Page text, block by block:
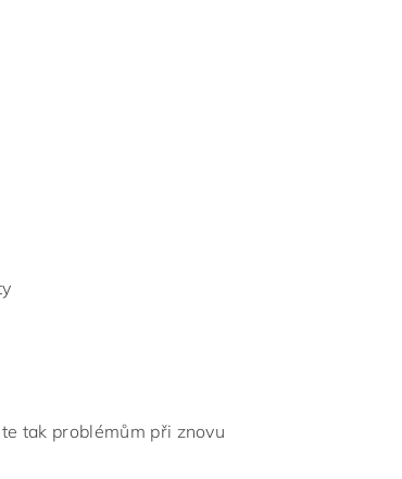
tak problémům při znovu